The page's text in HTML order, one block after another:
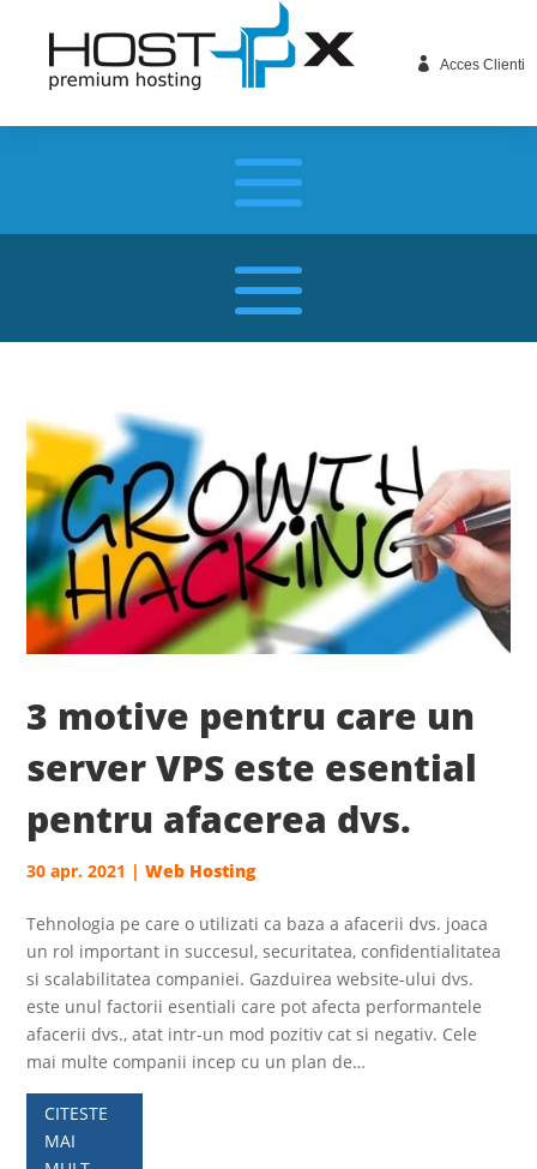
 Acces Clienti
3 motive pentru care un
server VPS este esential
pentru afacerea dvs.
30 apr. 2021 |Web Hosting
Tehnologia pe care o utilizati ca baza a afacerii dvs. joaca
un rol important in succesul, securitatea, confidentialitatea
si scalabilitatea companiei. Gazduirea website-ului dvs.
este unul factorii esentiali care pot afecta performantele
afacerii dvs., atat intr-un mod pozitiv cat si negativ. Cele
mai multe companii incep cu un plan de…
CITESTE
MAI